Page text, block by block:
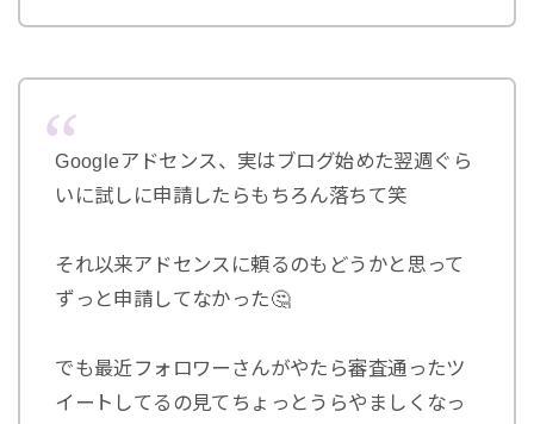
Googleアドセンス、実はブログ始めた翌週ぐら
いに試しに申請したらもちろん落ちて笑
それ以来アドセンスに頼るのもどうかと思って
ずっと申請してなかった🤔
でも最近フォロワーさんがやたら審査通ったツ
イートしてるの見てちょっとうらやましくなっ